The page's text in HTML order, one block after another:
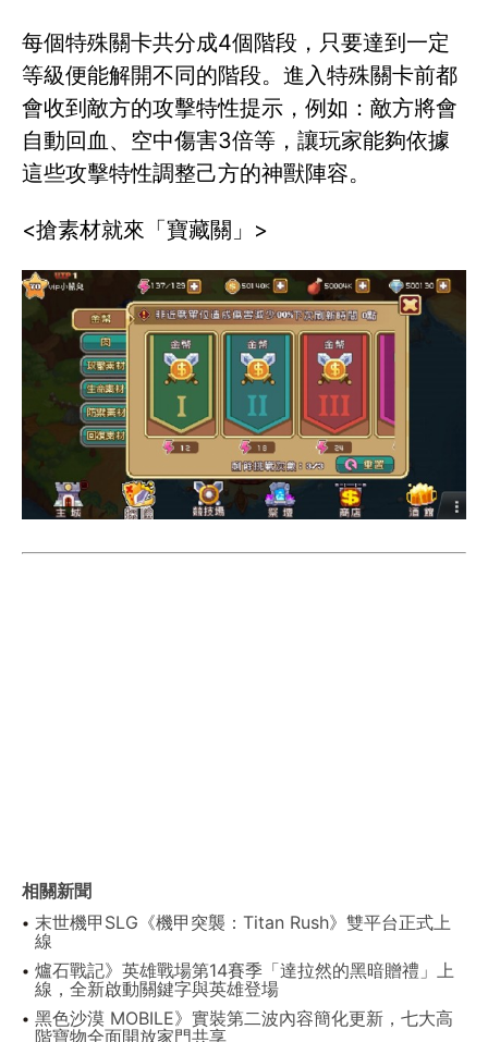
每個特殊關卡共分成4個階段，只要達到一定
等級便能解開不同的階段。進入特殊關卡前都
會收到敵方的攻擊特性提示，例如：敵方將會
自動回血、空中傷害3倍等，讓玩家能夠依據
這些攻擊特性調整己方的神獸陣容。
<搶素材就來「寶藏關」>
相關新聞
末世機甲SLG《機甲突襲：Titan Rush》雙平台正式上
線
爐石戰記》英雄戰場第14賽季「達拉然的黑暗贈禮」上
線，全新啟動關鍵字與英雄登場
黑色沙漠 MOBILE》實裝第二波內容簡化更新，七大高
階寶物全面開放家門共享